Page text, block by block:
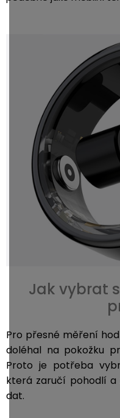
Jak vybrat
Pro přesné měření
doléhal na pokožku
Proto je potřeba
která zaručí pohodlí a
dat.